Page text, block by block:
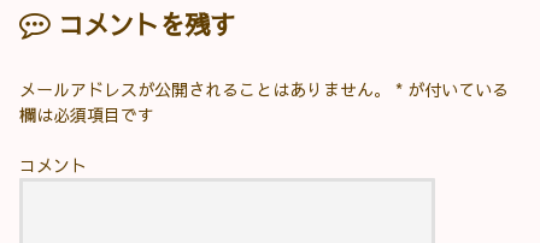
コメントを残す
メールアドレスが公開されることはありません。 * が付いている
欄は必須項目です
コメント